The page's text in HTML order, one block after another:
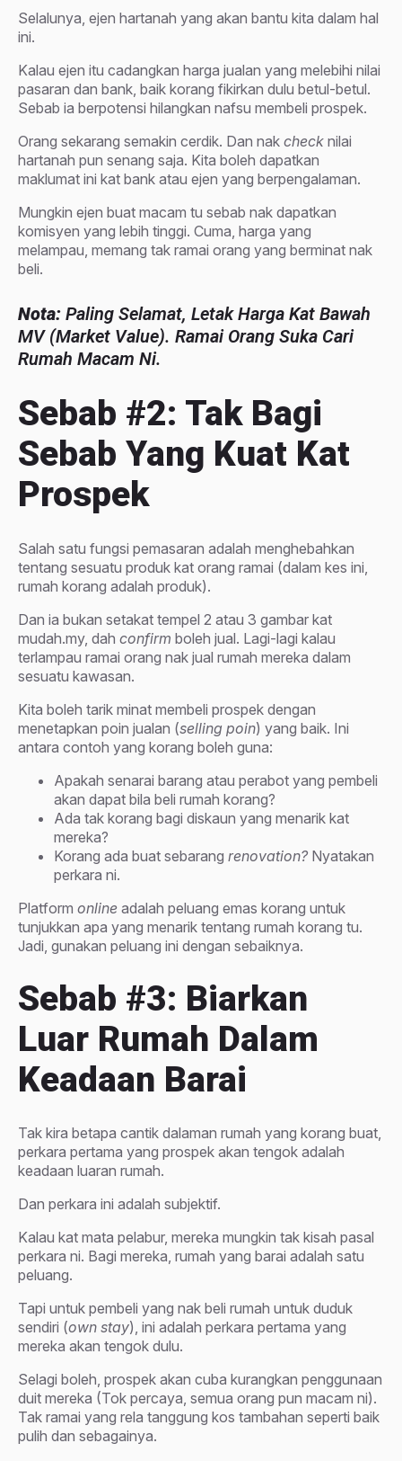
Selalunya, ejen hartanah yang akan bantu kita dalam hal
ini.
Kalau ejen itu cadangkan harga jualan yang melebihi nilai
pasaran dan bank, baik korang fikirkan dulu betul-betul.
Sebab ia berpotensi hilangkan nafsu membeli prospek.
Orang sekarang semakin cerdik. Dan nak check nilai
hartanah pun senang saja. Kita boleh dapatkan
maklumat ini kat bank atau ejen yang berpengalaman.
Mungkin ejen buat macam tu sebab nak dapatkan
komisyen yang lebih tinggi. Cuma, harga yang
melampau, memang tak ramai orang yang berminat nak
beli.
Nota: Paling Selamat, Letak Harga Kat Bawah
MV (market Value). Ramai Orang Suka Cari
Rumah Macam Ni.
Sebab #2: Tak Bagi
Sebab Yang Kuat Kat
Prospek
Salah satu fungsi pemasaran adalah menghebahkan
tentang sesuatu produk kat orang ramai (dalam kes ini,
rumah korang adalah produk).
Dan ia bukan setakat tempel 2 atau 3 gambar kat
mudah.my, dah confirm boleh jual. Lagi-lagi kalau
terlampau ramai orang nak jual rumah mereka dalam
sesuatu kawasan.
Kita boleh tarik minat membeli prospek dengan
menetapkan poin jualan (selling poin) yang baik. Ini
antara contoh yang korang boleh guna:
Apakah senarai barang atau perabot yang pembeli
akan dapat bila beli rumah korang?
Ada tak korang bagi diskaun yang menarik kat
mereka?
Korang ada buat sebarang renovation? Nyatakan
perkara ni.
Platform online adalah peluang emas korang untuk
tunjukkan apa yang menarik tentang rumah korang tu.
Jadi, gunakan peluang ini dengan sebaiknya.
Sebab #3: Biarkan
Luar Rumah Dalam
Keadaan Barai
Tak kira betapa cantik dalaman rumah yang korang buat,
perkara pertama yang prospek akan tengok adalah
keadaan luaran rumah.
Dan perkara ini adalah subjektif.
Kalau kat mata pelabur, mereka mungkin tak kisah pasal
perkara ni. Bagi mereka, rumah yang barai adalah satu
peluang.
Tapi untuk pembeli yang nak beli rumah untuk duduk
sendiri (own stay), ini adalah perkara pertama yang
mereka akan tengok dulu.
Selagi boleh, prospek akan cuba kurangkan penggunaan
duit mereka (Tok percaya, semua orang pun macam ni).
Tak ramai yang rela tanggung kos tambahan seperti baik
pulih dan sebagainya.